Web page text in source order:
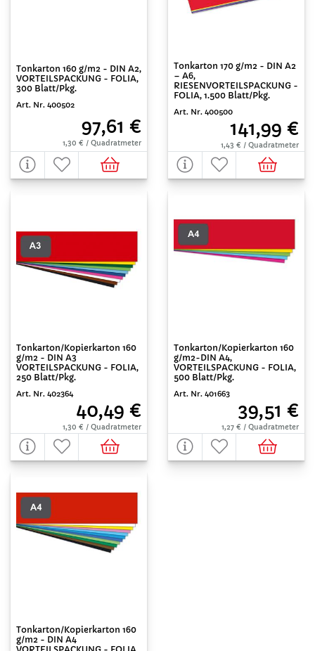
Tonkarton 160 g/m2 - DIN A2,
VORTEILSPACKUNG - FOLIA,
300 Blatt/Pkg.
Art. Nr. 400502
97,61 €
1,30 € / Quadratmeter
Tonkarton 170 g/m2 - DIN A2
– A6,
RIESENVORTEILSPACKUNG -
FOLIA, 1.500 Blatt/Pkg.
Art. Nr. 400500
141,99 €
1,43 € / Quadratmeter
Tonkarton/Kopierkarton 160
g/m2 - DIN A3
VORTEILSPACKUNG - FOLIA,
250 Blatt/Pkg.
Art. Nr. 402364
40,49 €
1,30 € / Quadratmeter
Tonkarton/Kopierkarton 160
g/m2-DIN A4,
VORTEILSPACKUNG - FOLIA,
500 Blatt/Pkg.
Art. Nr. 401663
39,51 €
1,27 € / Quadratmeter
Tonkarton/Kopierkarton 160
g/m2 - DIN A4